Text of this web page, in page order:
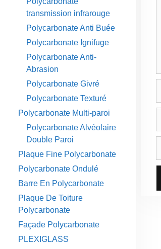
transmission infrarouge
Polycarbonate Anti Buée
Polycarbonate Ignifuge
Polycarbonate Anti-
Abrasion
Polycarbonate Givré
Polycarbonate Texturé
Polycarbonate Multi-paroi
Polycarbonate Alvéolaire
Double Paroi
Plaque Fine Polycarbonate
Polycarbonate Ondulé
Barre En Polycarbonate
Plaque De Toiture
Polycarbonate
Façade Polycarbonate
PLEXIGLASS